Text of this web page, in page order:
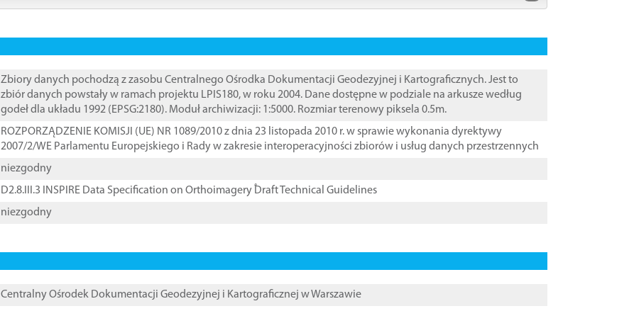
Zbiory danych pochodzą z zasobu Centralnego Ośrodka Dokumentacji Geodezyjnej i Kartograficznych. Jest to
zbiór danych powstały w ramach projektu LPIS180, w roku 2004. Dane dostępne w podziale na arkusze według
godeł dla układu 1992 (EPSG:2180). Moduł archiwizacji: 1:5000. Rozmiar terenowy piksela 0.5m.
ROZPORZĄDZENIE KOMISJI (UE) NR 1089/2010 z dnia 23 listopada 2010 r. w sprawie wykonania dyrektywy
2007/2/WE Parlamentu Europejskiego i Rady w zakresie interoperacyjności zbiorów i usług danych przestrzennych
niezgodny
D2.8.III.3 INSPIRE Data Specification on Orthoimagery ֠Draft Technical Guidelines
niezgodny
Centralny Ośrodek Dokumentacji Geodezyjnej i Kartograficznej w Warszawie